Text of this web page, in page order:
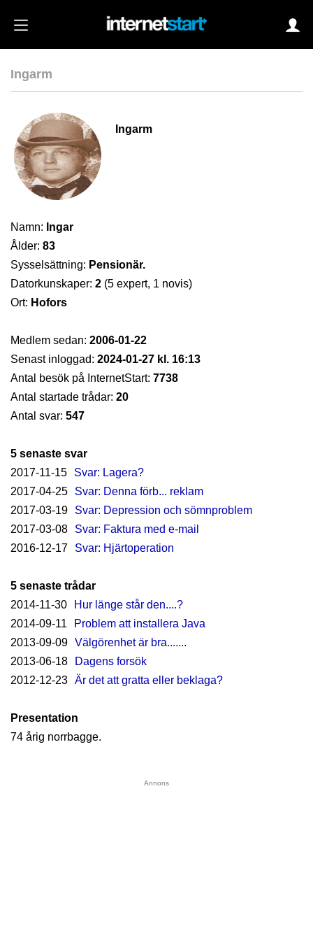
Ingarm
Ingarm
Namn: Ingar
Ålder: 83
Sysselsättning: Pensionär.
Datorkunskaper: 2 (5 expert, 1 novis)
Ort: Hofors
Medlem sedan: 2006-01-22
Senast inloggad: 2024-01-27 kl. 16:13
Antal besök på InternetStart: 7738
Antal startade trådar: 20
Antal svar: 547
5 senaste svar
2017-11-15
Svar: Lagera?
2017-04-25
Svar: Denna förb... reklam
2017-03-19
Svar: Depression och sömnproblem
2017-03-08
Svar: Faktura med e-mail
2016-12-17
Svar: Hjärtoperation
5 senaste trådar
2014-11-30
Hur länge står den....?
2014-09-11
Problem att installera Java
2013-09-09 Välgörenhet är bra.......
2013-06-18
Dagens forsök
2012-12-23 Är det att gratta eller beklaga?
Presentation
74 årig norrbagge.
Annons